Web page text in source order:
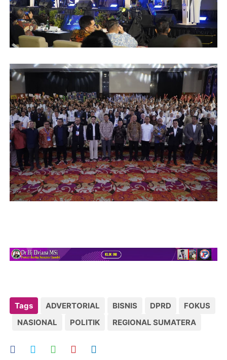
Tags ADVERTORIAL BISNIS DPRD
FOKUS
NASIONAL
POLITIK REGIONAL SUMATERA